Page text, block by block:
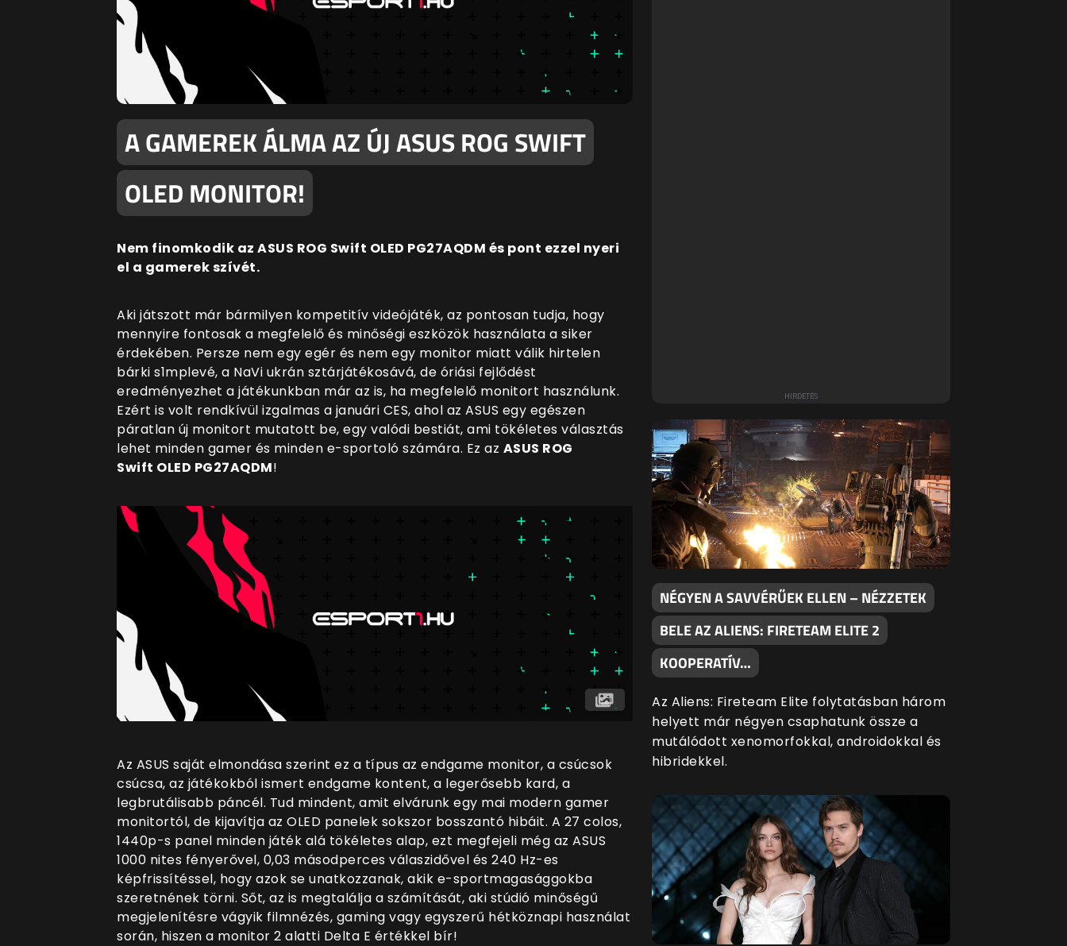
A GAMEREK ÁLMA AZ ÚJ ASUS ROG SWIFT
OLED MONITOR!
Nem finomkodik az ASUS ROG Swift OLED PG27AQDM és pont ezzel nyeri
el a gamerek szívét.
Aki játszott már bármilyen kompetitív videójáték, az pontosan tudja, hogy
mennyire fontosak a megfelelő és minőségi eszközök használata a siker
érdekében. Persze nem egy egér és nem egy monitor miatt válik hirtelen
bárki s1mplevé, a NaVi ukrán sztárjátékosává, de óriási fejlődést
eredményezhet a játékunkban már az is, ha megfelelő monitort használunk.
Ezért is volt rendkívül izgalmas a januári CES, ahol az ASUS egy egészen
páratlan új monitort mutatott be, egy valódi bestiát, ami tökéletes választás
lehet minden gamer és minden e-sportoló számára. Ez az ASUS ROG
Swift OLED PG27AQDM!
Az ASUS saját elmondása szerint ez a típus az endgame monitor, a csúcsok
csúcsa, az játékokból ismert endgame kontent, a legerősebb kard, a
legbrutálisabb páncél. Tud mindent, amit elvárunk egy mai modern gamer
monitortól, de kijavítja az OLED panelek sokszor bosszantó hibáit. A 27 colos,
1440p-s panel minden játék alá tökéletes alap, ezt megfejeli még az ASUS
1000 nites fényerővel, 0,03 másodperces válaszidővel és 240 Hz-es
képfrissítéssel, hogy azok se unatkozzanak, akik e-sportmagasággokba
szeretnének törni. Sőt, az is megtalálja a számítását, aki stúdió minőségű
megjelenítésre vágyik filmnézés, gaming vagy egyszerű hétköznapi használat
során, hiszen a monitor 2 alatti Delta E értékkel bír!
NÉGYEN A SAVVÉRŰEK ELLEN – NÉZZETEK
BELE AZ ALIENS: FIRETEAM ELITE 2
KOOPERATÍV…
Az Aliens: Fireteam Elite folytatásban három
helyett már négyen csaphatunk össze a
mutálódott xenomorfokkal, androidokkal és
hibridekkel.